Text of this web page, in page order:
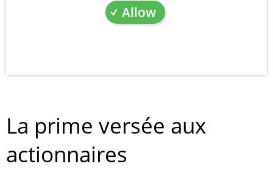
Allow
La prime versée aux
actionnaires